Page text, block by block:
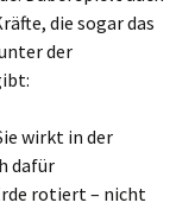
die sogar das
der
wirkt in der
dafür
rotiert – nicht